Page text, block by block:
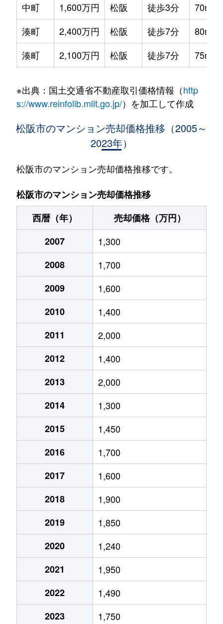
中町
1,600万円 松阪 徒歩3分
70m²
湊町
2,400万円 松阪 徒歩7分
80m²
湊町
2,100万円 松阪 徒歩7分 75m²
※出典：国土交通省不動産取引価格情報（http
s://www.reinfolib.mlit.go.jp/）を加工して作成
松阪市のマンション売却価格推移（2005～
2023年）
松阪市のマンション売却価格推移です。
松阪市のマンション売却価格推移
西暦（年）
売却価格（万円）
2007
1,300
2008
1,700
2009
1,600
2010
1,400
2011
2,000
2012
1,400
2013
2,000
2014
1,300
2015
1,450
2016
1,700
2017
1,600
2018
1,900
2019
1,850
2020
1,240
2021
1,950
2022
1,490
2023
1,750